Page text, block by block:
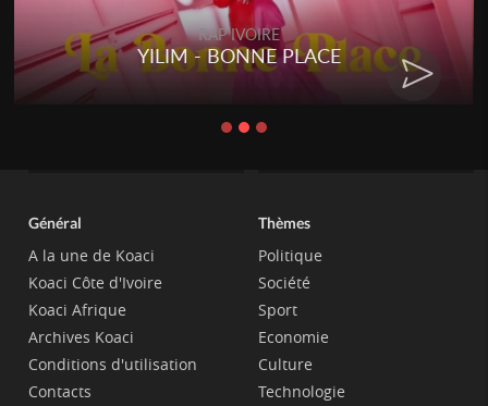
RAP IVOIRE
YILIM - BONNE PLACE
Général
A la une de Koaci
Koaci Côte d'Ivoire
Koaci Afrique
Archives Koaci
Conditions d'utilisation
Contacts
Thèmes
Politique
Société
Sport
Economie
Culture
Technologie